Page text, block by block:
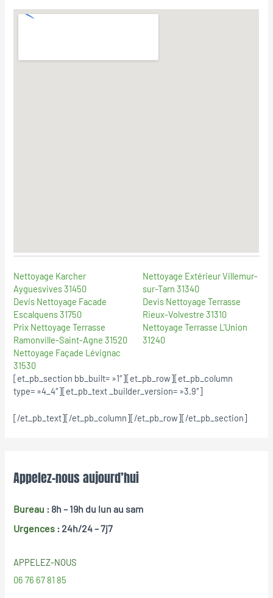
Nettoyage Karcher
Ayguesvives 31450
Devis Nettoyage Facade
Escalquens 31750
Prix Nettoyage Terrasse
Ramonville-Saint-Agne 31520
Nettoyage Façade Lévignac
31530
Nettoyage Extérieur Villemur-
sur-Tarn 31340
Devis Nettoyage Terrasse
Rieux-Volvestre 31310
Nettoyage Terrasse L'Union
31240
[et_pb_section bb_built= »1″][et_pb_row][et_pb_column
type= »4_4″][et_pb_text _builder_version= »3.9″]
[/et_pb_text][/et_pb_column][/et_pb_row][/et_pb_section]
Appelez-nous aujourd’hui
Bureau : 8h – 19h du lun au sam
Urgences : 24h/24 – 7j7
APPELEZ-NOUS
06 76 67 81 85